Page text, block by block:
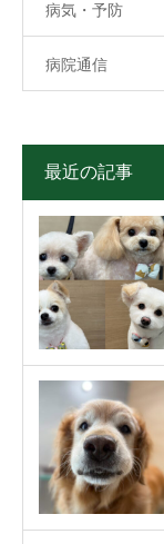
病気・予防
病院通信
最近の記事